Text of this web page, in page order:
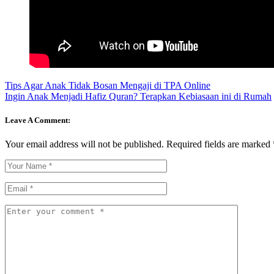
Tips Agar Anak Tidak Bosan Mengaji di TPA Online
Ingin Anak Menjadi Hafiz Quran? Terapkan Kebiasaan ini di Rumah
Leave A Comment:
Your email address will not be published. Required fields are marked